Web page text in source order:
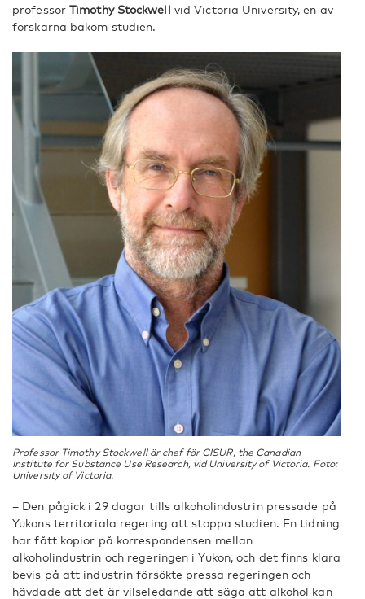
professor Timothy Stockwell vid Victoria University, en av
forskarna bakom studien.
Professor Timothy Stockwell är chef för CISUR, the Canadian
Institute for Substance Use Research, vid University of Victoria. Foto:
University of Victoria.
– Den pågick i 29 dagar tills alkoholindustrin pressade på
Yukons territoriala regering att stoppa studien. En tidning
har fått kopior på korrespondensen mellan
alkoholindustrin och regeringen i Yukon, och det finns klara
bevis på att industrin försökte pressa regeringen och
hävdade att det är vilseledande att säga att alkohol kan